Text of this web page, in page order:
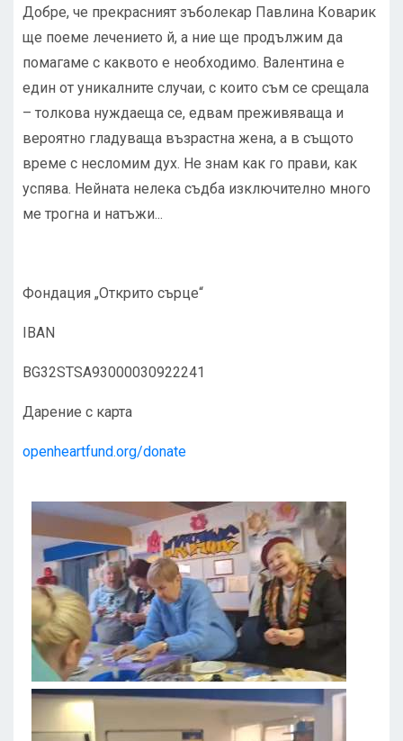
Добре, че прекрасният зъболекар Павлина Коварик
ще поеме лечението й, а ние ще продължим да
помагаме с каквото е необходимо. Валентина е
един от уникалните случаи, с които съм се срещала
– толкова нуждаеща се, едвам преживяваща и
вероятно гладуваща възрастна жена, а в същото
време с несломим дух. Не знам как го прави, как
успява. Нейната нелека съдба изключително много
ме трогна и натъжи...
Фондация „Открито сърце“
IBAN
BG32STSA93000030922241
Дарение с карта
openheartfund.org/donate